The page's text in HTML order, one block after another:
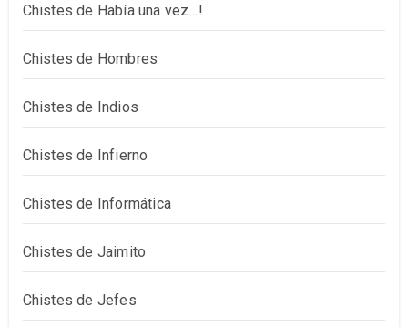
Chistes de Había una vez…!
Chistes de Hombres
Chistes de Indios
Chistes de Infierno
Chistes de Informática
Chistes de Jaimito
Chistes de Jefes